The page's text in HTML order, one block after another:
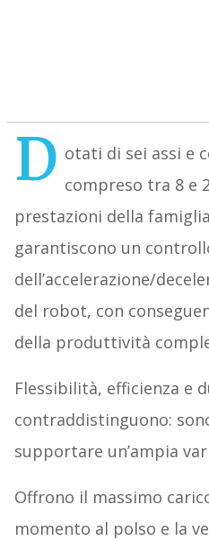
D otati di sei assi e
compreso tra 8 e
prestazioni della
garantiscono un
dell’accelerazione/
del robot, con
della produttività
Flessibilità, efficienza e
contraddistinguono:
supportare un’ampia
Offrono il massimo
momento al polso e la